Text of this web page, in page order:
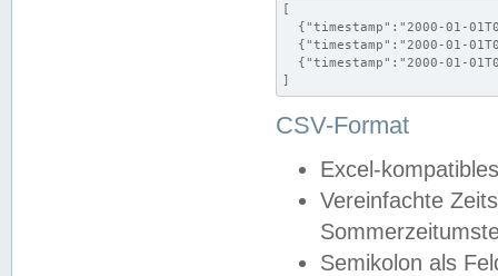
[
{"timestamp":"2000-01-
{"timestamp":"2000-01-
{"timestamp":"2000-01-
]
CSV-Format
Excel-
Vereinfachte
Semikolon als